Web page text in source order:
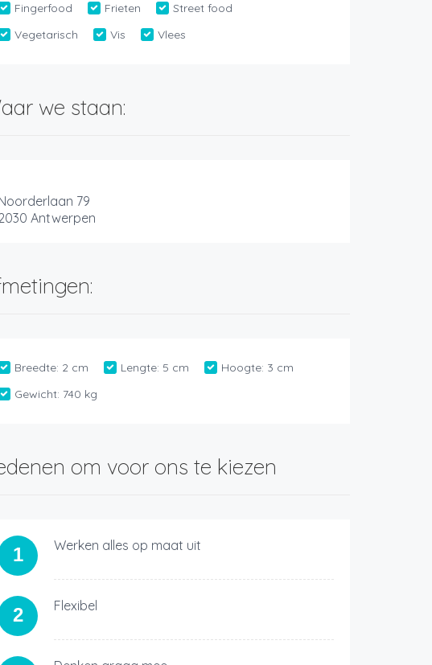
Fingerfood
Frieten
Street food
Vegetarisch
Vis Vlees
we staan:
79
Antwerpen
Breedte: 2 cm Lengte: 5 cm Hoogte: 3 cm
Gewicht: 740 kg
om voor ons te kiezen
1 Werken alles op maat uit
2 Flexibel